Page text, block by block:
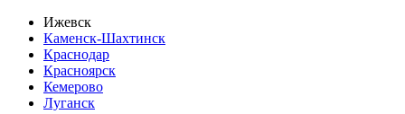
Ижевск
Каменск-Шахтинск
Краснодар
Красноярск
Кемерово
Луганск